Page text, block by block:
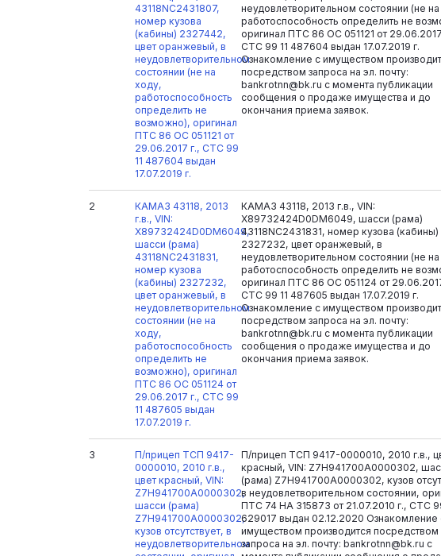
43118NC2431807,
номер кузова
(кабины) 2327442,
цвет оранжевый, в
неудовлетворительном
состоянии (не на
ходу,
работоспособность
определить не
возможно), оригинал
ПТС 86 ОС 051121 от
29.06.2017 г., СТС 99
11 487604 выдан
17.07.2019 г.
неудовлетворительном состоянии (не
работоспособность определить не
оригинал ПТС 86 ОС 051121 от
СТС 99 11 487604 выдан 17.07.2019 г.
Ознакомление с имуществом
посредством запроса на эл. почту:
bankrotnn@bk.ru с момента публикации
сообщения о продаже имущества и до
окончания приема заявок.
2
КАМАЗ 43118, 2013
г.в., VIN:
X89732424D0DM6049,
шасси (рама)
43118NC2431831,
номер кузова
(кабины) 2327232,
цвет оранжевый, в
неудовлетворительном
состоянии (не на
ходу,
работоспособность
определить не
возможно), оригинал
ПТС 86 ОС 051124 от
29.06.2017 г., СТС 99
11 487605 выдан
17.07.2019 г.
КАМАЗ 43118, 2013 г.в., VIN:
X89732424D0DM6049, шасси (рама)
43118NC2431831, номер кузова (кабины)
2327232, цвет оранжевый, в
неудовлетворительном состоянии (не
работоспособность определить не
оригинал ПТС 86 ОС 051124 от
СТС 99 11 487605 выдан 17.07.2019 г.
Ознакомление с имуществом
посредством запроса на эл. почту:
bankrotnn@bk.ru с момента публикации
сообщения о продаже имущества и до
окончания приема заявок.
3
П/прицеп ТСП 9417-
0000010, 2010 г.в.,
цвет красный, VIN:
Z7H941700A0000302,
шасси (рама)
Z7H941700A0000302,
кузов отсутствует, в
неудовлетворительном
П/прицеп ТСП 9417-0000010, 2010 г.в.,
красный, VIN: Z7H941700A0000302,
(рама) Z7H941700A0000302, кузов
в неудовлетворительном состоянии,
ПТС 74 НА 315873 от 21.07.2010 г., СТС
629017 выдан 02.12.2020 Ознакомление
имуществом производится посредством
запроса на эл. почту: bankrotnn@bk.ru с